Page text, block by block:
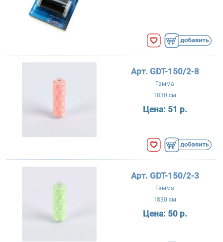
Арт. GDT-150/2-8
Гамма
1830 см
Цена: 51 р.
Арт. GDT-150/2-3
Гамма
1830 см
Цена: 50 р.